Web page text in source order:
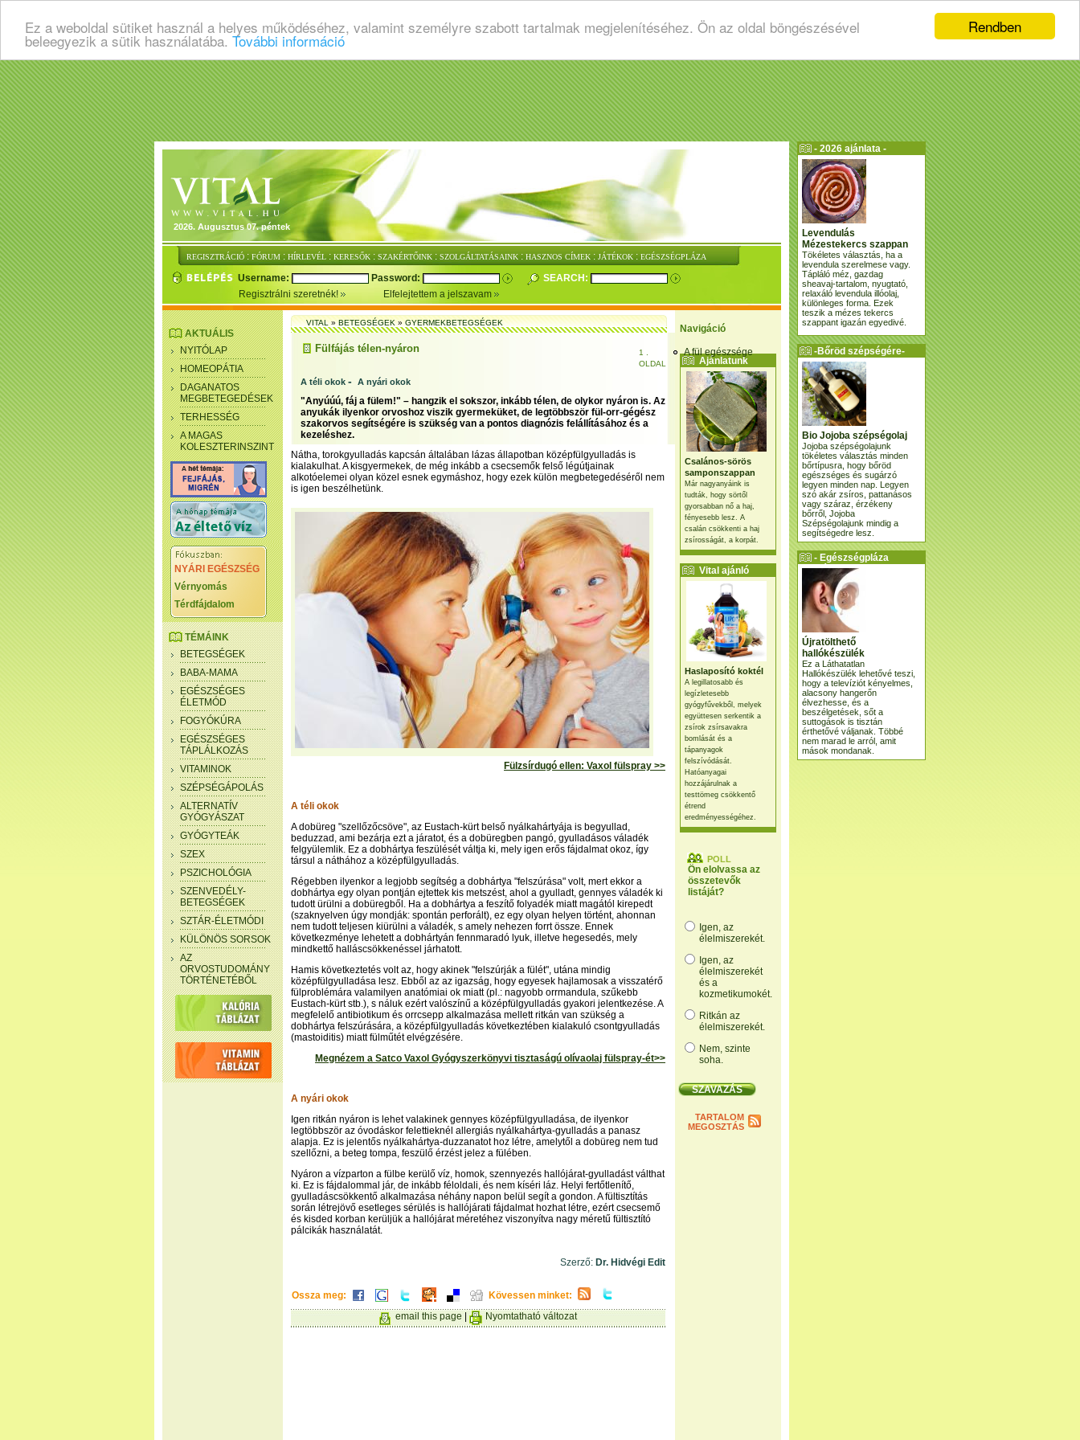
Rendben
Ez a weboldal sütiket használ a helyes működéséhez, valamint személyre szabott tartalmak megjelenítéséhez. Ön az oldal böngészésével
beleegyezik a sütik használatába. További információ
2026. Augusztus 07. péntek
REGISZTRÁCIÓ : FÓRUM : HÍRLEVÉL : KERESŐK : SZAKÉRTŐINK : SZOLGÁLTATÁSAINK : HASZNOS CÍMEK : JÁTÉKOK : EGÉSZSÉGPLÁZA
Username: Password:
SEARCH:
Regisztrálni szeretnék!
Elfelejtettem a jelszavam
Navigáció
A fül egészsége
Ajánlatunk
Csalános-sörös
samponszappan
Már nagyanyáink is
tudták, hogy sörtől
gyorsabban nő a haj,
fényesebb lesz. A
csalán csökkenti a haj
zsírosságát, a korpát.
Vital ajánló
Haslaposító koktél
A legillatosabb és
legízletesebb
gyógyfűvekből, melyek
együttesen serkentik a
zsírok zsírsavakra
bomlását és a
tápanyagok
felszívódását.
Hatóanyagai
hozzájárulnak a
testtömeg csökkentő
étrend
eredményességéhez.
POLL
Ön elolvassa az
összetevők
listáját?
Igen, az
élelmiszerekét.
Igen, az
élelmiszerekét
és a
kozmetikumokét.
Ritkán az
élelmiszerekét.
Nem, szinte
soha.
TARTALOM
MEGOSZTÁS
AKTUÁLIS
NYITÓLAP
HOMEOPÁTIA
DAGANATOS
MEGBETEGEDÉSEK
TERHESSÉG
A MAGAS
KOLESZTERINSZINT
NYÁRI EGÉSZSÉG
Vérnyomás
Térdfájdalom
TÉMÁINK
BETEGSÉGEK
BABA-MAMA
EGÉSZSÉGES
ÉLETMÓD
FOGYÓKÚRA
EGÉSZSÉGES
TÁPLÁLKOZÁS
VITAMINOK
SZÉPSÉGÁPOLÁS
ALTERNATÍV
GYÓGYÁSZAT
GYÓGYTEÁK
SZEX
PSZICHOLÓGIA
SZENVEDÉLY-
BETEGSÉGEK
SZTÁR-ÉLETMÓDI
KÜLÖNÖS SORSOK
AZ
ORVOSTUDOMÁNY
TÖRTÉNETÉBŐL
VITAL»BETEGSÉGEK»GYERMEKBETEGSÉGEK
Fülfájás télen-nyáron
1 .
OLDAL
A téli okok - A nyári okok
"Anyúúú, fáj a fülem!" – hangzik el sokszor, inkább télen, de olykor nyáron is. Az
anyukák ilyenkor orvoshoz viszik gyermeküket, de legtöbbször fül-orr-gégész
szakorvos segítségére is szükség van a pontos diagnózis felállításához és a
kezeléshez.
Nátha, torokgyulladás kapcsán általában lázas állapotban középfülgyulladás is
kialakulhat. A kisgyermekek, de még inkább a csecsemők felső légútjainak
alkotóelemei olyan közel esnek egymáshoz, hogy ezek külön megbetegedéséről nem
is igen beszélhetünk.
Fülzsírdugó ellen: Vaxol fülspray >>
A téli okok
A dobüreg "szellőzőcsöve", az Eustach-kürt belső nyálkahártyája is begyullad,
beduzzad, ami bezárja ezt a járatot, és a dobüregben pangó, gyulladásos váladék
felgyülemlik. Ez a dobhártya feszülését váltja ki, mely igen erős fájdalmat okoz, így
társul a náthához a középfülgyulladás.
Régebben ilyenkor a legjobb segítség a dobhártya "felszúrása" volt, mert ekkor a
dobhártya egy olyan pontján ejtettek kis metszést, ahol a gyulladt, gennyes váladék ki
tudott ürülni a dobüregből. Ha a dobhártya a feszítő folyadék miatt magától kirepedt
(szaknyelven úgy mondják: spontán perforált), ez egy olyan helyen történt, ahonnan
nem tudott teljesen kiürülni a váladék, s amely nehezen forrt össze. Ennek
következménye lehetett a dobhártyán fennmaradó lyuk, illetve hegesedés, mely
mindkettő halláscsökkenéssel járhatott.
Hamis következtetés volt az, hogy akinek "felszúrják a fülét", utána mindig
középfülgyulladása lesz. Ebből az az igazság, hogy egyesek hajlamosak a visszatérő
fülproblémára valamilyen anatómiai ok miatt (pl.: nagyobb orrmandula, szűkebb
Eustach-kürt stb.), s náluk ezért valószínű a középfülgyulladás gyakori jelentkezése. A
megfelelő antibiotikum és orrcsepp alkalmazása mellett ritkán van szükség a
dobhártya felszúrására, a középfülgyulladás következtében kialakuló csontgyulladás
(mastoiditis) miatt fülműtét elvégzésére.
Megnézem a Satco Vaxol Gyógyszerkönyvi tisztaságú olívaolaj fülspray-ét>>
A nyári okok
Igen ritkán nyáron is lehet valakinek gennyes középfülgyulladása, de ilyenkor
legtöbbször az óvodáskor felettieknél allergiás nyálkahártya-gyulladás a panasz
alapja. Ez is jelentős nyálkahártya-duzzanatot hoz létre, amelytől a dobüreg nem tud
szellőzni, a beteg tompa, feszülő érzést jelez a fülében.
Nyáron a vízparton a fülbe kerülő víz, homok, szennyezés hallójárat-gyulladást válthat
ki. Ez is fájdalommal jár, de inkább féloldali, és nem kíséri láz. Helyi fertőtlenítő,
gyulladáscsökkentő alkalmazása néhány napon belül segít a gondon. A fültisztítás
során létrejövő esetleges sérülés is hallójárati fájdalmat hozhat létre, ezért csecsemő
és kisded korban kerüljük a hallójárat méretéhez viszonyítva nagy méretű fültisztító
pálcikák használatát.
Szerző: Dr. Hidvégi Edit
Ossza meg:
Kövessen minket:
email this page
Nyomtatható változat
- 2026 ajánlata -
Levendulás
Mézestekercs szappan
Tökéletes választás, ha a
levendula szerelmese vagy.
Tápláló méz, gazdag
sheavaj-tartalom, nyugtató,
relaxáló levendula illóolaj,
különleges forma. Ezek
teszik a mézes tekercs
szappant igazán egyedivé.
-Bőröd szépségére-
Bio Jojoba szépségolaj
Jojoba szépségolajunk
tökéletes választás minden
bőrtípusra, hogy bőröd
egészséges és sugárzó
legyen minden nap. Legyen
szó akár zsíros, pattanásos
vagy száraz, érzékeny
bőrről, Jojoba
Szépségolajunk mindig a
segítségedre lesz.
- Egészségpláza
ajánlatunk -
Újratölthető
hallókészülék
Ez a Láthatatlan
Hallókészülék lehetővé teszi,
hogy a televíziót kényelmes,
alacsony hangerőn
élvezhesse, és a
beszélgetések, sőt a
suttogások is tisztán
érthetővé váljanak. Többé
nem marad le arról, amit
mások mondanak.